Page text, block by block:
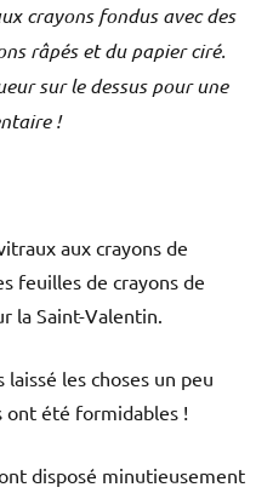
crayons fondus avec des
râpés et du papier ciré.
sur le dessus pour une
!
aux crayons de
feuilles de crayons de
la Saint-Valentin.
les choses un peu
ont été formidables !
disposé minutieusement